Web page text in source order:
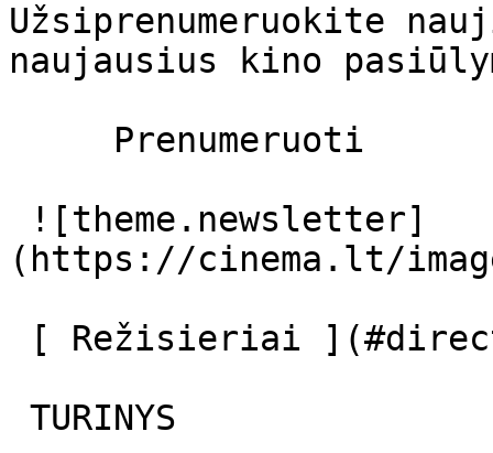
Užsiprenumeruokite
naujausius kino
(https://cinema.lt/